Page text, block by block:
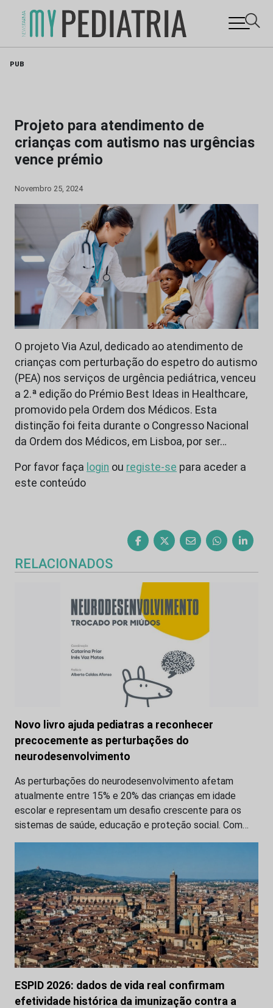
PUB
Projeto para atendimento de
crianças com autismo nas urgências
vence prémio
Novembro 25, 2024
O projeto Via Azul, dedicado ao atendimento de
crianças com perturbação do espetro do autismo
(PEA) nos serviços de urgência pediátrica, venceu
a 2.ª edição do Prémio Best Ideas in Healthcare,
promovido pela Ordem dos Médicos. Esta
distinção foi feita durante o Congresso Nacional
da Ordem dos Médicos, em Lisboa, por ser…
Por favor faça login ou registe-se para aceder a
este conteúdo
RELACIONADOS
Novo livro ajuda pediatras a reconhecer
precocemente as perturbações do
neurodesenvolvimento
As perturbações do neurodesenvolvimento afetam
atualmente entre 15% e 20% das crianças em idade
escolar e representam um desafio crescente para os
sistemas de saúde, educação e proteção social. Com…
ESPID 2026: dados de vida real confirmam
efetividade histórica da imunização contra a